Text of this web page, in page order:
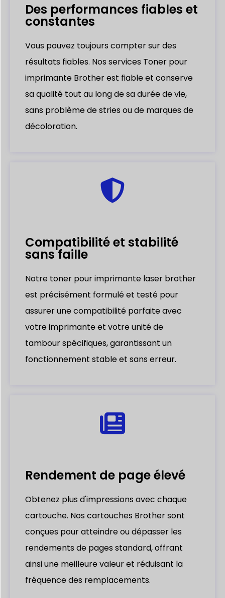
Des performances fiables et
constantes
Vous pouvez toujours compter sur des
résultats fiables. Nos services Toner pour
imprimante Brotherest fiable et conserve
sa qualité tout au long de sa durée de vie,
sans problème de stries ou de marques de
décoloration.
Compatibilité et stabilité
sans faille
Notre toner pour imprimante laser brother
est précisément formulé et testé pour
assurer une compatibilité parfaite avec
votre imprimante et votre unité de
tambour spécifiques, garantissant un
fonctionnement stable et sans erreur.
Rendement de page élevé
Obtenez plus d'impressions avec chaque
cartouche. Nos cartouches Brother sont
conçues pour atteindre ou dépasser les
rendements de pages standard, offrant
ainsi une meilleure valeur et réduisant la
fréquence des remplacements.